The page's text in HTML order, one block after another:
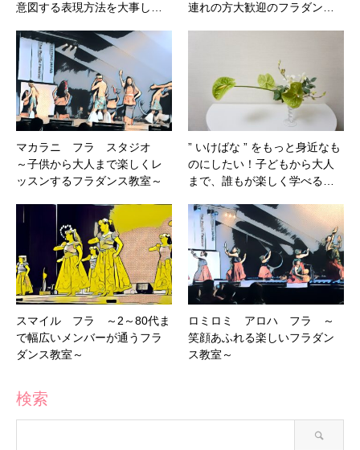
意図する表現方法を大事し…
連れの方大歓迎のフラダン…
マカラニ フラ スタジオ
～子供から大人まで楽しくレ
ッスンするフラダンス教室～
” いけばな ” をもっと身近なも
のにしたい！子どもから大人
まで、誰もが楽しく学べる…
スマイル フラ ～2～80代ま
で幅広いメンバーが通うフラ
ダンス教室～
ロミロミ アロハ フラ ～
笑顔あふれる楽しいフラダン
ス教室～
検索